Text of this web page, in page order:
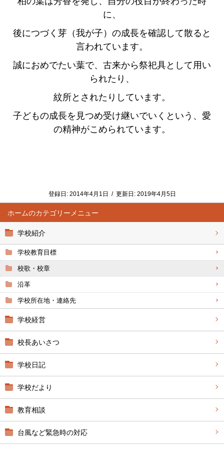
ホーム
学校紹介
学校教育目標
校歌・校章
沿革
学校所在地・連絡先
学校経営
校長あいさつ
学校日記
学校だより
教育相談
台風など緊急時の対応
に、
後につづく芽（我が子）の成長を確認して散ると
言われています。
誠におめでたい葉で、古来から祭祀具として用い
られたり、
紋所とされたりしています。
子どもの成長を見つめ受け継いでいくという、愛
の精神がこめられています。
登録日: 2014年4月1日 / 更新日: 2019年4月5日